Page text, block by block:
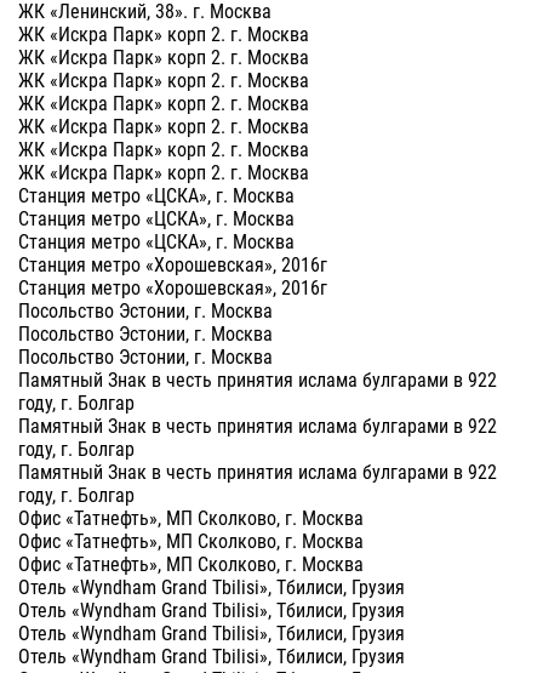
ЖК «Ленинский, 38». г. Москва
ЖК «Искра Парк» корп 2. г. Москва
ЖК «Искра Парк» корп 2. г. Москва
ЖК «Искра Парк» корп 2. г. Москва
ЖК «Искра Парк» корп 2. г. Москва
ЖК «Искра Парк» корп 2. г. Москва
ЖК «Искра Парк» корп 2. г. Москва
ЖК «Искра Парк» корп 2. г. Москва
Станция метро «ЦСКА», г. Москва
Станция метро «ЦСКА», г. Москва
Станция метро «ЦСКА», г. Москва
Станция метро «Хорошевская», 2016г
Станция метро «Хорошевская», 2016г
Посольство Эстонии, г. Москва
Посольство Эстонии, г. Москва
Посольство Эстонии, г. Москва
Памятный Знак в честь принятия ислама булгарами в 922
году, г. Болгар
Памятный Знак в честь принятия ислама булгарами в 922
году, г. Болгар
Памятный Знак в честь принятия ислама булгарами в 922
году, г. Болгар
Офис «Татнефть», МП Сколково, г. Москва
Офис «Татнефть», МП Сколково, г. Москва
Офис «Татнефть», МП Сколково, г. Москва
Отель «Wyndham Grand Tbilisi», Тбилиси, Грузия
Отель «Wyndham Grand Tbilisi», Тбилиси, Грузия
Отель «Wyndham Grand Tbilisi», Тбилиси, Грузия
Отель «Wyndham Grand Tbilisi», Тбилиси, Грузия